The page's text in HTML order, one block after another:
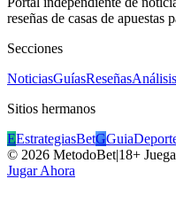
reseñas de casas de apuestas
Secciones
NoticiasGuíasReseñasAnálisis
Sitios hermanos
EEstrategiasBetG
© 2026 MetodoBet|18+
Jugar Ahora